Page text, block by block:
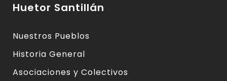
Huetor Santillán
Nuestros Pueblos
Historia General
Asociaciones y Colectivos